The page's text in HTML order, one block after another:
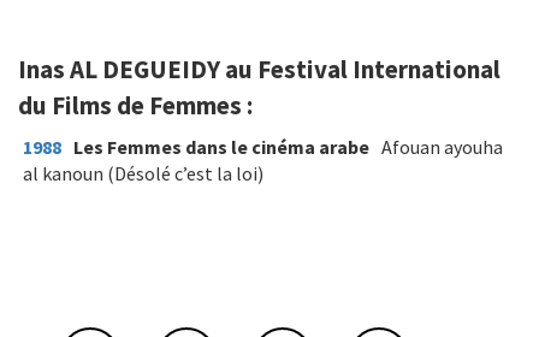
Inas AL DEGUEIDY au Festival International
du Films de Femmes :
1988 Les Femmes dans le cinéma arabe Afouan ayouha
al kanoun (Désolé c’est la loi)